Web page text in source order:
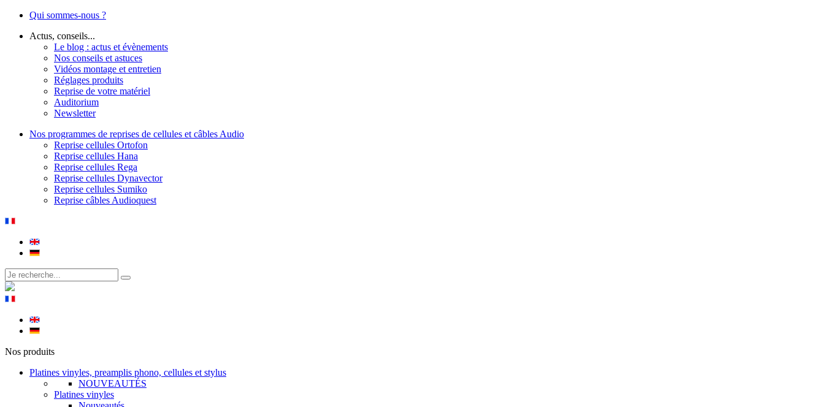
Qui sommes-nous ?
Actus, conseils...
Le blog : actus et évènements
Nos conseils et astuces
Vidéos montage et entretien
Réglages produits
Reprise de votre matériel
Auditorium
Newsletter
Nos programmes de reprises de cellules et câbles Audio
Reprise cellules Ortofon
Reprise cellules Hana
Reprise cellules Rega
Reprise cellules Dynavector
Reprise cellules Sumiko
Reprise câbles Audioquest
Nos produits
Platines vinyles, preamplis phono, cellules et stylus
NOUVEAUTÉS
Platines vinyles